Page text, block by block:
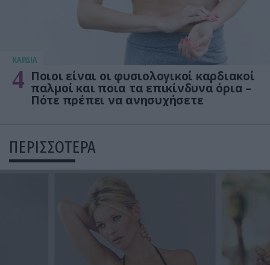
KΑΡΔΙΑ
4 Ποιοι είναι οι φυσιολογικοί καρδιακοί
παλμοί και ποια τα επικίνδυνα όρια –
Πότε πρέπει να ανησυχήσετε
ΠΕΡΙΣΣΟΤΕΡΑ